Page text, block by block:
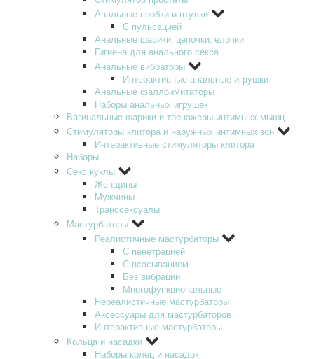
Анальные пробки и втулки
С пульсацией
Анальные шарики‚ цепочки‚ елочки
Гигиена для анального секса
Анальные вибраторы
Интерактивные анальные игрушки
Анальные фаллоимитаторы
Наборы анальных игрушек
Вагинальные шарики и тренажеры интимных мышц
Стимуляторы клитора и наружных интимных зон
Интерактивные стимуляторы клитора
Наборы
Секс куклы
Женщины
Мужчины
Транссексуалы
Мастурбаторы
Реалистичные мастурбаторы
С пенетрацией
С всасыванием
Без вибрации
Многофункциональные
Нереалистичные мастурбаторы
Аксессуары для мастурбаторов
Интерактивные мастурбаторы
Кольца и насадки
Наборы колец и насадок